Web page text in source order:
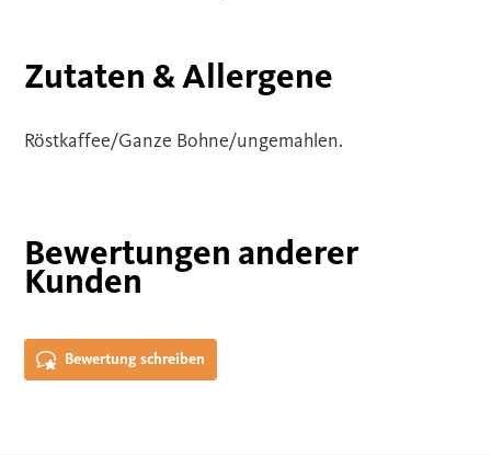
Zutaten & Allergene
Röstkaffee/Ganze Bohne/ungemahlen.
Bewertungen anderer
Kunden
Bewertung schreiben